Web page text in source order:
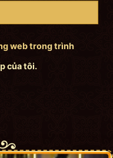
web trong trình
của tôi.